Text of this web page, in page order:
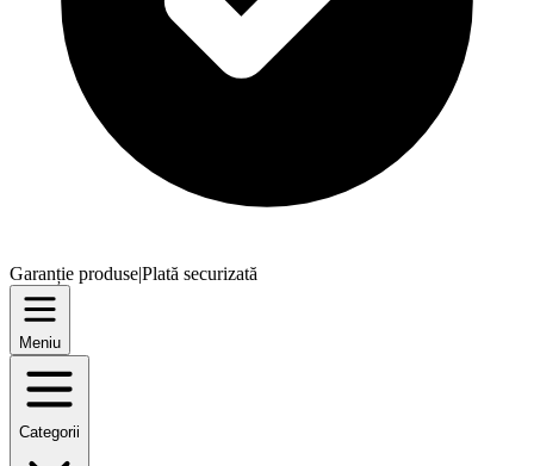
Garanție produse|Plată securizată
Meniu
Categorii